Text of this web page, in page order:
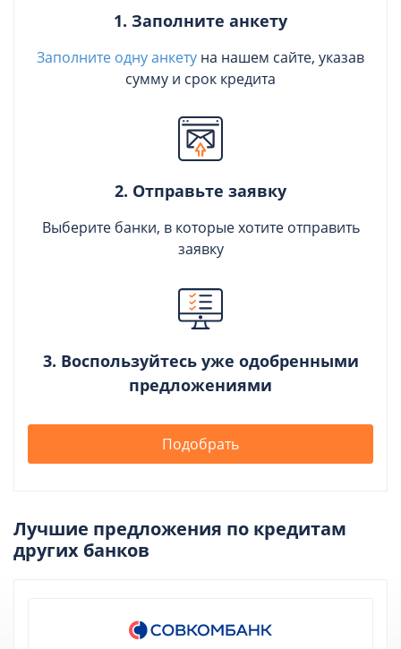
1. Заполните анкету
Заполните одну анкету на нашем сайте, указав
сумму и срок кредита
2. Отправьте заявку
Выберите банки, в которые хотите отправить
заявку
3. Воспользуйтесь уже одобренными
предложениями
Подобрать
Лучшие предложения по кредитам
других банков